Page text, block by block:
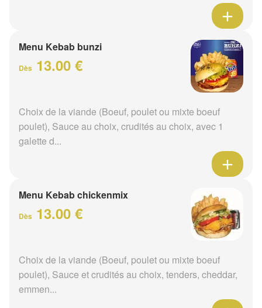
Menu Kebab bunzi
Dès 13.00 €
Choix de la viande (Boeuf, poulet ou mixte boeuf
poulet), Sauce au choix, crudités au choix, avec 1
galette d...
Menu Kebab chickenmix
Dès 13.00 €
Choix de la viande (Boeuf, poulet ou mixte boeuf
poulet), Sauce et crudités au choix, tenders, cheddar,
emmen...